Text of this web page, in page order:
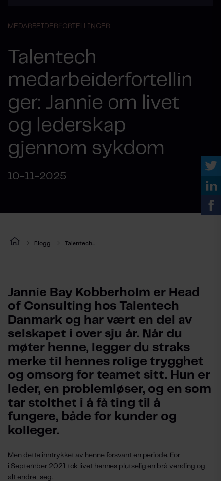
MEDARBEIDERFORTELLINGER
Talentech
medarbeiderfortellin
ger: Jannie om livet
og lederskap
gjennom sykdom
10-11-2025
Blogg Talentech...
Jannie Bay Kobberholm er Head
of Consulting hos Talentech
Danmark og har vært en del av
selskapet i over sju år. Når du
møter henne, legger du straks
merke til hennes rolige trygghet
og omsorg for teamet sitt. Hun er
leder, en problemløser, og en som
tar stolthet i å få ting til å
fungere, både for kunder og
kolleger.
Men dette inntrykket av henne forsvant en periode. For
i September 2021 tok livet hennes plutselig en brå vending og
alt endret seg.